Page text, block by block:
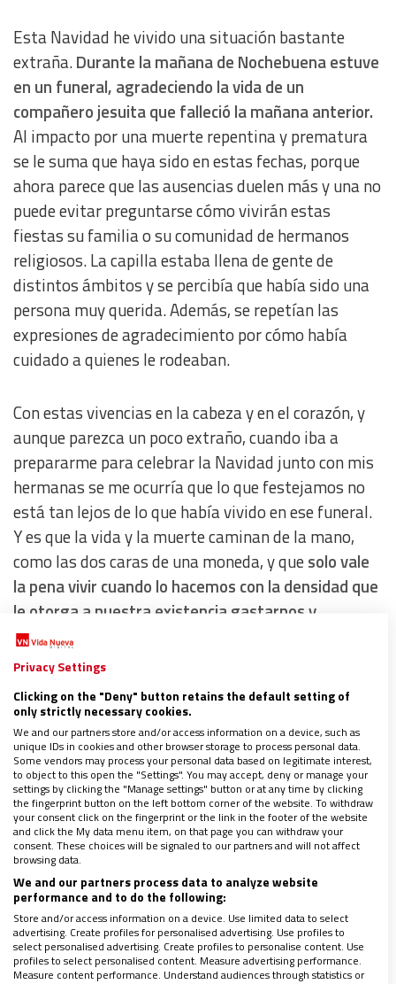
Esta Navidad he vivido una situación bastante
extraña.Durante la mañana de Nochebuena estuve
en un funeral, agradeciendo la vida de un
compañero jesuita que falleció la mañana anterior.
Al impacto por una muerte repentina y prematura
se le suma que haya sido en estas fechas, porque
ahora parece que las ausencias duelen más y una no
puede evitar preguntarse cómo vivirán estas
fiestas su familia o su comunidad de hermanos
religiosos. La capilla estaba llena de gente de
distintos ámbitos y se percibía que había sido una
persona muy querida. Además, se repetían las
expresiones de agradecimiento por cómo había
cuidado a quienes le rodeaban.
Con estas vivencias en la cabeza y en el corazón, y
aunque parezca un poco extraño, cuando iba a
prepararme para celebrar la Navidad junto con mis
hermanas se me ocurría que lo que festejamos no
está tan lejos de lo que había vivido en ese funeral.
Y es que la vida y la muerte caminan de la mano,
como las dos caras de una moneda, y quesolo vale
la pena vivir cuando lo hacemos con la densidad que
le otorga a nuestra existencia gastarnos y
desgastarnos en el cuidado atento de quienes nos
rodean.Pensaba en cómo estamos solos en el
trance de nacer y de morir, pero que podemos
acoger y cuidar a las personas con las que nos
vamos encontrando.
Privacy Settings
Clicking on the "Deny" button retains the default setting of
only strictly necessary cookies.
We and our partners store and/or access information on a device, such as
unique IDs in cookies and other browser storage to process personal data.
Some vendors may process your personal data based on legitimate interest,
to object to this open the "Settings". You may accept, deny or manage your
settings by clicking the "Manage settings" button or at any time by clicking
the fingerprint button on the left bottom corner of the website. To withdraw
your consent click on the fingerprint or the link in the footer of the website
and click the My data menu item, on that page you can withdraw your
consent. These choices will be signaled to our partners and will not affect
browsing data.
We and our partners process data to analyze website
performance and to do the following:
Store and/or access information on a device. Use limited data to select
advertising. Create profiles for personalised advertising. Use profiles to
select personalised advertising. Create profiles to personalise content. Use
profiles to select personalised content. Measure advertising performance.
Measure content performance. Understand audiences through statistics or